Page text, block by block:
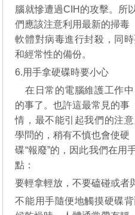
腦就慘遭過CIH的攻擊。所
們應該注意利用最新的掃毒
軟體對病毒進行封殺，同
和經常性的備份。
6.用手拿硬碟時要小心
在日常的電腦維護工作
的事了。也許這最常見的事
情，最不能引起我們的注
學問的，稍有不慎也會使硬
碟“報廢”的，因此我們在用
點：
要輕拿輕放，不要磕碰或者
不能用手隨便地觸摸硬碟